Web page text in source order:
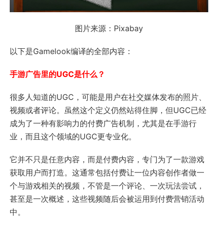
图片来源：Pixabay
以下是Gamelook编译的全部内容：
手游广告里的UGC是什么？
很多人知道的UGC，可能是用户在社交媒体发布的照片、
视频或者评论。虽然这个定义仍然站得住脚，但UGC已经
成为了一种有影响力的付费广告机制，尤其是在手游行
业，而且这个领域的UGC更专业化。
它并不只是任意内容，而是付费内容，专门为了一款游戏
获取用户而打造。这通常包括付费让一位内容创作者做一
个与游戏相关的视频，不管是一个评论、一次玩法尝试，
甚至是一次概述，这些视频随后会被运用到付费营销活动
中。